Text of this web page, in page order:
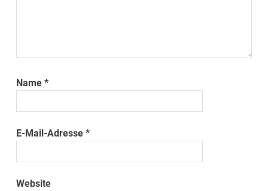
Name*
E-Mail-Adresse*
Website